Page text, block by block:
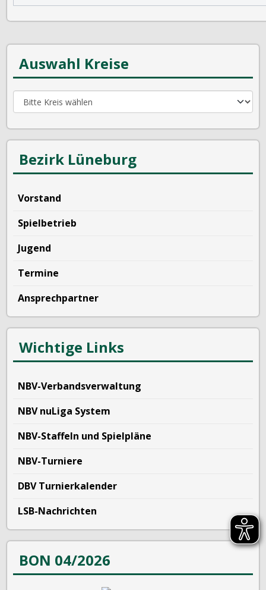
Auswahl Kreise
Bezirk Lüneburg
Vorstand
Spielbetrieb
Jugend
Termine
Ansprechpartner
Wichtige Links
NBV-Verbandsverwaltung
NBV nuLiga System
NBV-Staffeln und Spielpläne
NBV-Turniere
DBV Turnierkalender
LSB-Nachrichten
BON 04/2026